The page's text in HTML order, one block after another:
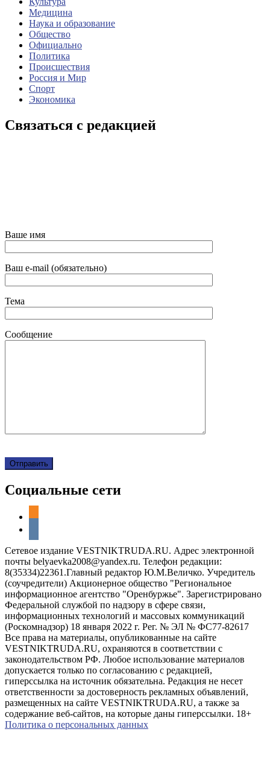
Медицина
Наука и образование
Общество
Официально
Политика
Происшествия
Россия и Мир
Спорт
Экономика
Связаться с редакцией
Ваше имя
Ваш e-mail (обязательно)
Тема
Сообщение
Социальные сети
Сетевое издание VESTNIKTRUDA.RU. Адрес электронной
почты belyaevka2008@yandex.ru. Телефон редакции:
8(35334)22361.Главный редактор Ю.М.Величко. Учредитель
(соучредители) Акционерное общество "Региональное
информационное агентство "Оренбуржье". Зарегистрировано
Федеральной службой по надзору в сфере связи,
информационных технологий и массовых коммуникаций
(Роскомнадзор) 18 января 2022 г. Рег. № ЭЛ № ФС77-82617
Все права на материалы, опубликованные на сайте
VESTNIKTRUDA.RU, охраняются в соответствии с
законодательством РФ. Любое использование материалов
допускается только по согласованию с редакцией,
гиперссылка на источник обязательна. Редакция не несет
ответственности за достоверность рекламных объявлений,
размещенных на сайте VESTNIKTRUDA.RU, а также за
содержание веб-сайтов, на которые даны гиперссылки. 18+
Политика о персональных данных